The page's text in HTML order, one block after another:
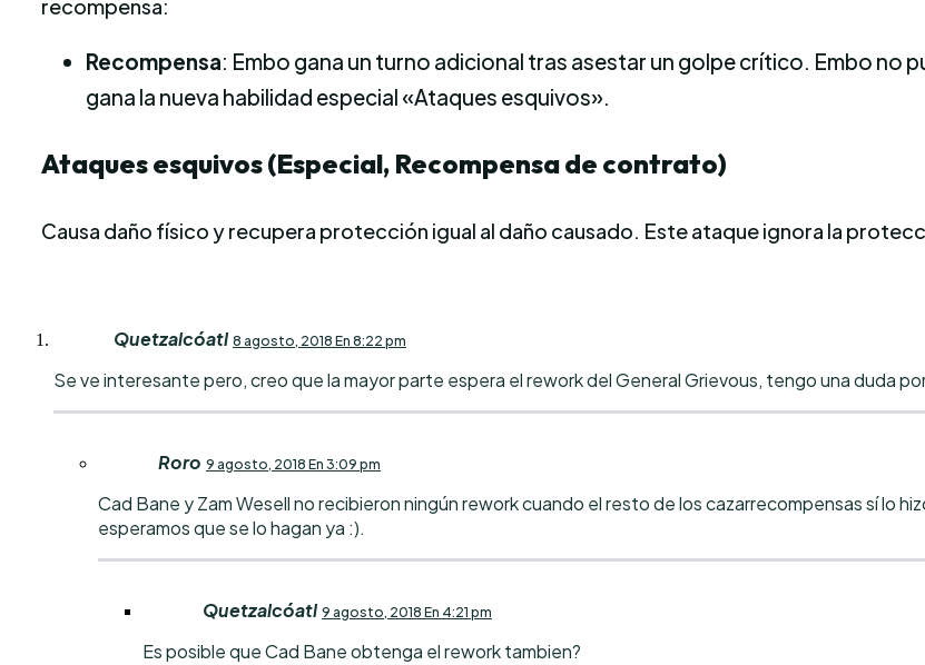
recompensa:
Recompensa: Embo gana un turno adicional tras asestar un golpe crítico. Embo
gana la nueva habilidad especial «Ataques esquivos».
Ataques esquivos (Especial, Recompensa de contrato)
Causa daño físico y recupera protección igual al daño causado. Este ataque ignora la
Quetzalcóatl 8 agosto, 2018 En 8:22 pm
Se ve interesante pero, creo que la mayor parte espera el rework del General Grievous, tengo una duda
Roro 9 agosto, 2018 En 3:09 pm
Cad Bane y Zam Wesell no recibieron ningún rework cuando el resto de los cazarrecompensas sí lo
esperamos que se lo hagan ya :).
Quetzalcóatl 9 agosto, 2018 En 4:21 pm
Es posible que Cad Bane obtenga el rework tambien?